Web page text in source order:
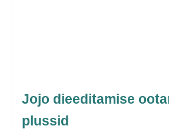
Jojo dieeditamise
plussid